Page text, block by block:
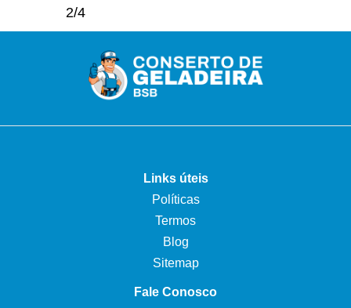
2/4
Links úteis
Políticas
Termos
Blog
Sitemap
Fale Conosco